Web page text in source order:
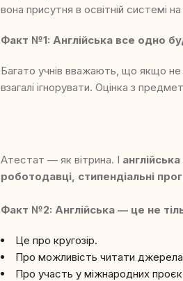
вона присутня в освітній системі на
Факт №1: Англійська все одно
Багато учнів вважають, що якщо не
взагалі ігнорувати. Оцінка з
Атестат — як вітрина. І англійська
роботодавці, стипендіальні
Факт №2: Англійська — це не
Це про кругозір.
Про можливість читати
Про участь у міжнародних